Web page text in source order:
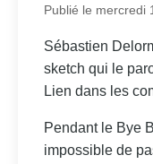
Publié le mercredi
Sébastien
sketch qui le
Lien dans les
Pendant le Bye
impossible de